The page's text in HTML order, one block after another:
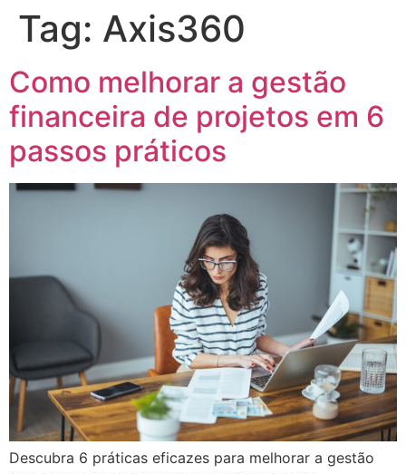
Tag: Axis360
Como melhorar a gestão
financeira de projetos em 6
passos práticos
Descubra 6 práticas eficazes para melhorar a gestão